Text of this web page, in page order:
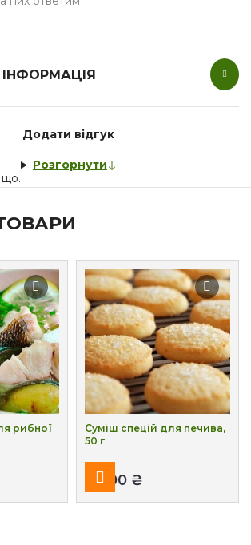
рибної
Суміш спецій для печива,
50 г
₴
що.
Додати відгук
Розгорнути